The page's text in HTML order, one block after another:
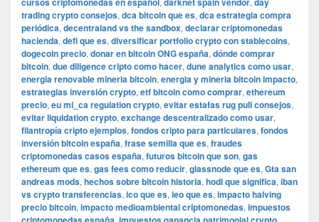
trading crypto consejos, dca bitcoin que es, dca estrategia compra
periódica, decentraland vs the sandbox, declarar criptomonedas
hacienda, defi que es, diversificar portfolio crypto con stablecoins,
dogecoin precio, donar en bitcoin ONG españa, dónde comprar
bitcoin, due diligence cripto como hacer, dune analytics como usar,
energia renovable mineria bitcoin, energia y mineria bitcoin impacto,
estrategias inversión crypto, etf bitcoin como comprar, ethereum
precio, eu mi_ca regulation crypto, evitar estafas rug pull consejos,
evitar liquidation crypto, exchange descentralizado como usar,
filantropía cripto ejemplos, fondos cripto para particulares, fondos
inversión bitcoin españa, frase semilla que es, fraudes
criptomonedas casos españa, futuros bitcoin que son, gas
ethereum que es, gas fees como reducir, glassnode que es, Gta san
andreas mods, hechos sobre bitcoin historia, hodl que significa, iban
vs crypto transferencias, ico que es, ieo que es, impacto halving
precio bitcoin, impacto medioambiental criptomonedas, impuestos